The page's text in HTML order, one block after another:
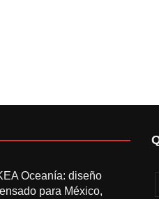
Oceanía: diseño
para México,